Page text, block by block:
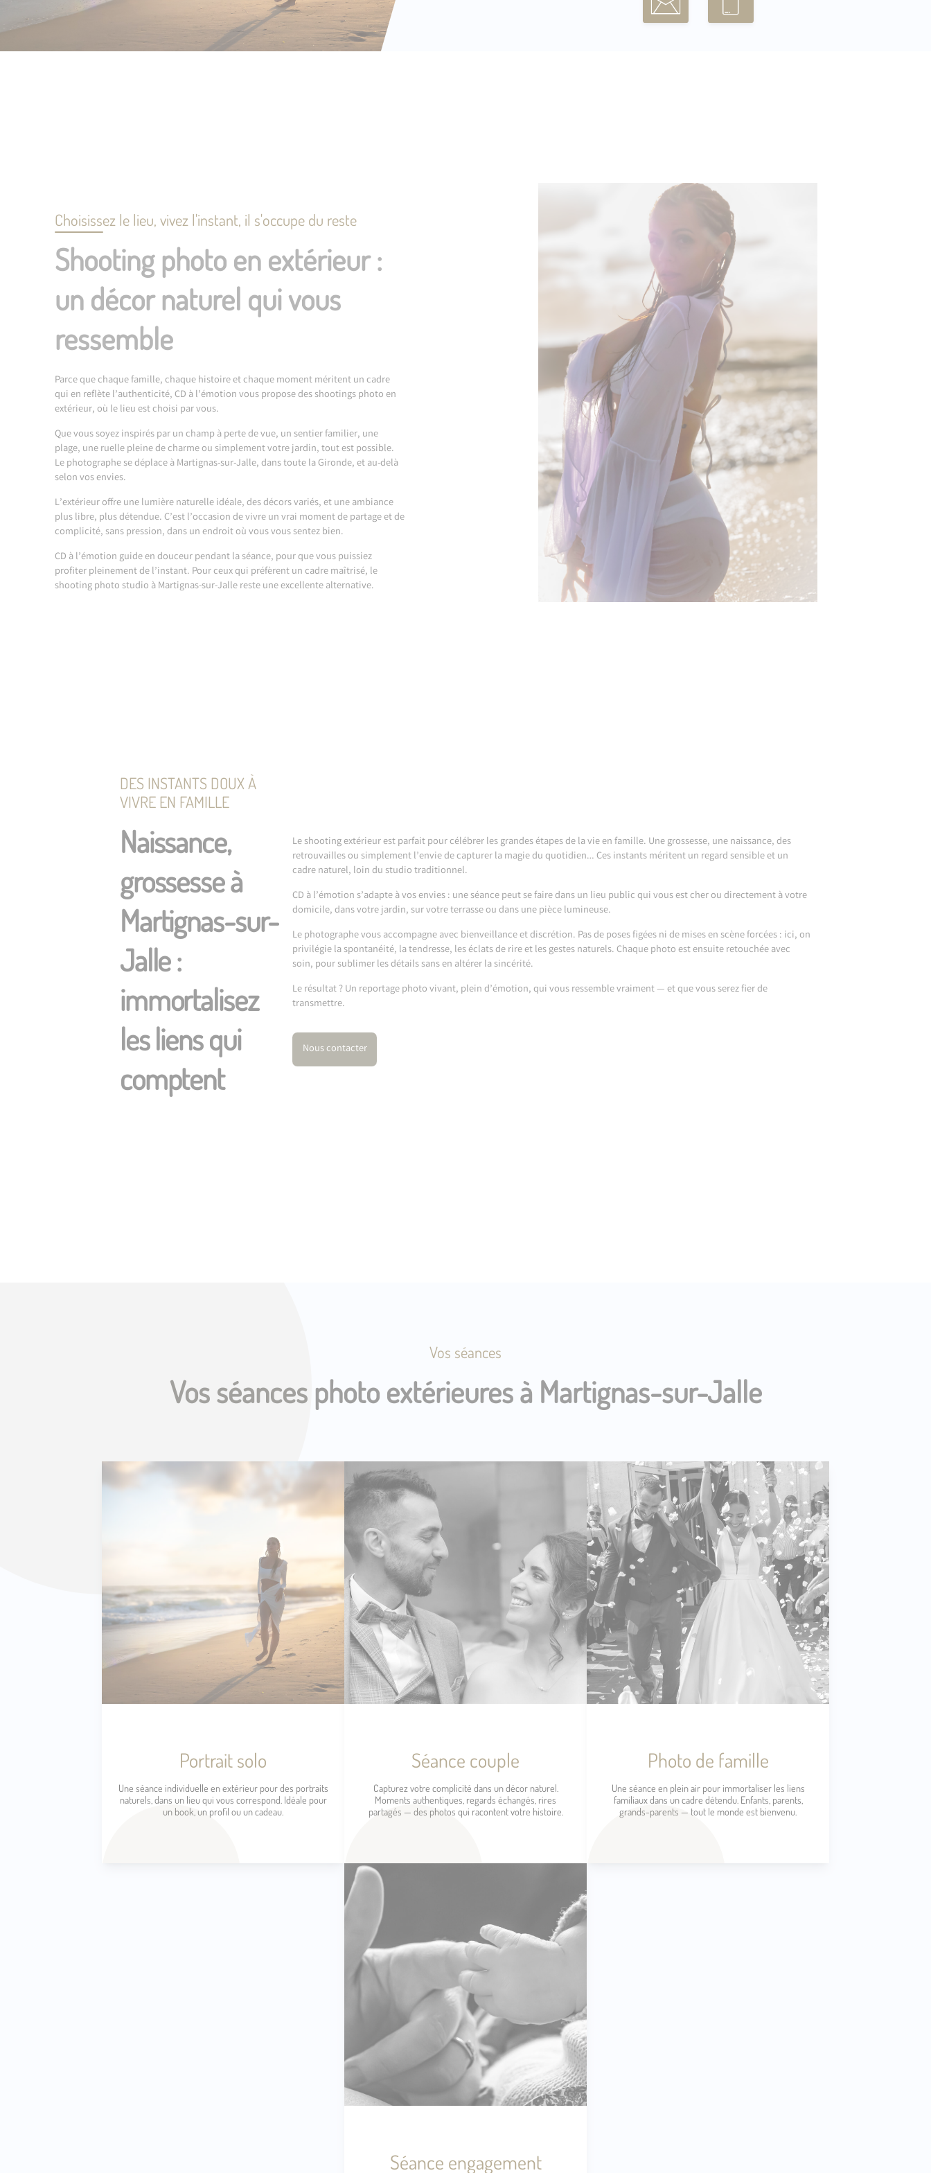
Choisissez le lieu, vivez l'instant, il s'occupe du reste
Shooting photo en extérieur :
un décor naturel qui vous
ressemble
Parce que chaque famille, chaque histoire et chaque moment méritent un cadre
qui en reflète l’authenticité, CD à l’émotion vous propose des shootings photo en
extérieur, où le lieu est choisi par vous.
Que vous soyez inspirés par un champ à perte de vue, un sentier familier, une
plage, une ruelle pleine de charme ou simplement votre jardin, tout est possible.
Le photographe se déplace à Martignas-sur-Jalle, dans toute la Gironde, et au-delà
selon vos envies.
L’extérieur offre une lumière naturelle idéale, des décors variés, et une ambiance
plus libre, plus détendue. C’est l’occasion de vivre un vrai moment de partage et de
complicité, sans pression, dans un endroit où vous vous sentez bien.
CD à l’émotion guide en douceur pendant la séance, pour que vous puissiez
profiter pleinement de l’instant. Pour ceux qui préfèrent un cadre maîtrisé, le
shooting photo studio à Martignas-sur-Jallereste une excellente alternative.
DES INSTANTS DOUX À
VIVRE EN FAMILLE
Naissance,
grossesse à
Martignas-sur-
Jalle :
immortalisez
les liens qui
comptent
Le shooting extérieur est parfait pour célébrer les grandes étapes de la vie en famille. Une grossesse, une naissance, des
retrouvailles ou simplement l’envie de capturer la magie du quotidien… Ces instants méritent un regard sensible et un
cadre naturel, loin du studio traditionnel.
CD à l’émotion s’adapte à vos envies : une séance peut se faire dans un lieu public qui vous est cher ou directement à votre
domicile, dans votre jardin, sur votre terrasse ou dans une pièce lumineuse.
Le photographe vous accompagne avec bienveillance et discrétion. Pas de poses figées ni de mises en scène forcées : ici, on
privilégie la spontanéité, la tendresse, les éclats de rire et les gestes naturels. Chaque photo est ensuite retouchée avec
soin, pour sublimer les détails sans en altérer la sincérité.
Le résultat ? Un reportage photo vivant, plein d’émotion, qui vous ressemble vraiment — et que vous serez fier de
transmettre.
Nous contacter
Vos séances
Vos séances photo extérieures à Martignas-sur-Jalle
Portrait solo
Une séance individuelle en extérieur pour des portraits
naturels, dans un lieu qui vous correspond. Idéale pour
un book, un profil ou un cadeau.
Séance couple
Capturez votre complicité dans un décor naturel.
Moments authentiques, regards échangés, rires
partagés — des photos qui racontent votre histoire.
Photo de famille
Une séance en plein air pour immortaliser les liens
familiaux dans un cadre détendu. Enfants, parents,
grands-parents — tout le monde est bienvenu.
Séance engagement